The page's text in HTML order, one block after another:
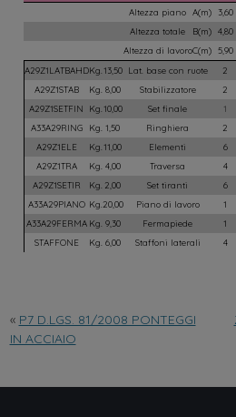
« P7 D.LGS. 81/2008 PONTEGGI
IN ACCIAIO